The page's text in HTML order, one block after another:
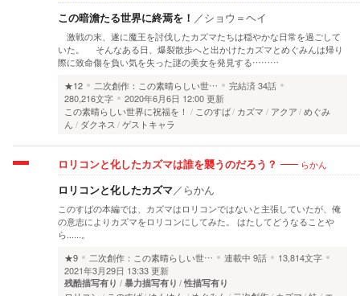
この暗澹たる世界に終焉を！ ／ショウ＝ヘイ
激戦の末、遂に魔王を討伐したカズマたちは穏やかな日常を過ごして
いた。 そんなある日、爆裂散歩へと出かけたカズマとめぐみんは帰り
際に致命傷を負い気を失った謎の美女を発見する………
★12
二次創作：この素晴らしい世… 完結済34話
280,216文字
2020年6月6日 12:00 更新
この素晴らしい世界に祝福を！
このすば カズマ アクア めぐみ
ん
ダクネス ゲストキャラ
ロリコンと化したカズマは誰を襲うのだろう？ らかん
ロリコンと化したカズマ／ らかん
このすばの本編では、カズマはロリコンではないと主張していたが、俺
の意志によりカズマをロリコンにしてみた。 はたしてどうなることや
ら......。
★9
二次創作：この素晴らしい世… 連載中 9話
13,814文字
2021年3月29日 13:33 更新
残酷描写有り 暴力描写有り 性描写有り